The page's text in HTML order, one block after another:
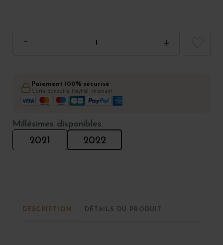
Paiement 100% sécurisé
Carte bancaire, PayPal, virement
Millésimes disponibles
2021 2022
DESCRIPTION DÉTAILS DU PRODUIT